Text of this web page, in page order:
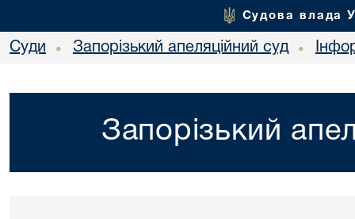
Судова влада
Суди • Запорізький апеляційний суд •
Запорізький